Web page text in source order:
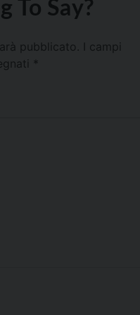
To Say?
pubblicato.
I campi
*